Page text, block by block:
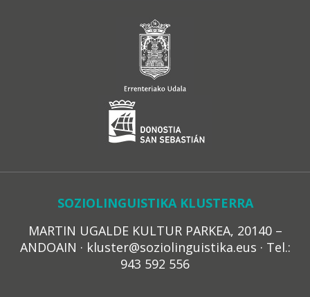
SOZIOLINGUISTIKA KLUSTERRA
MARTIN UGALDE KULTUR PARKEA, 20140 –
ANDOAIN · kluster@soziolinguistika.eus · Tel.:
943 592 556